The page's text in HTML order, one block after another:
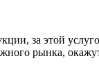
за этой
рынка,